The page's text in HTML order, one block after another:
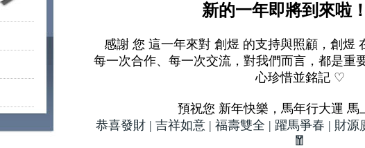
新的一年即將到來啦！
感謝 您 這一年來對 創煜 的支持與照顧，創煜
每一次合作、每一次交流，對我們而言，都是重
心珍惜並銘記 ♡
預祝您 新年快樂，馬年行大運 馬
恭喜發財 | 吉祥如意 | 福壽雙全 | 躍馬爭春 | 財源
🧧